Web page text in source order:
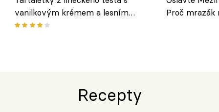
vanilkovým krémem a lesním
ovocem podle Bread Society
Proč
Recepty